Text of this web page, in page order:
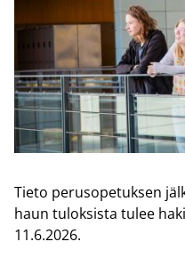
Tieto pe­rus­o­pe­tuk­sen
haun tu­lok­sis­ta tulee
11.6.2026.